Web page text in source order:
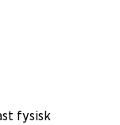
fysisk